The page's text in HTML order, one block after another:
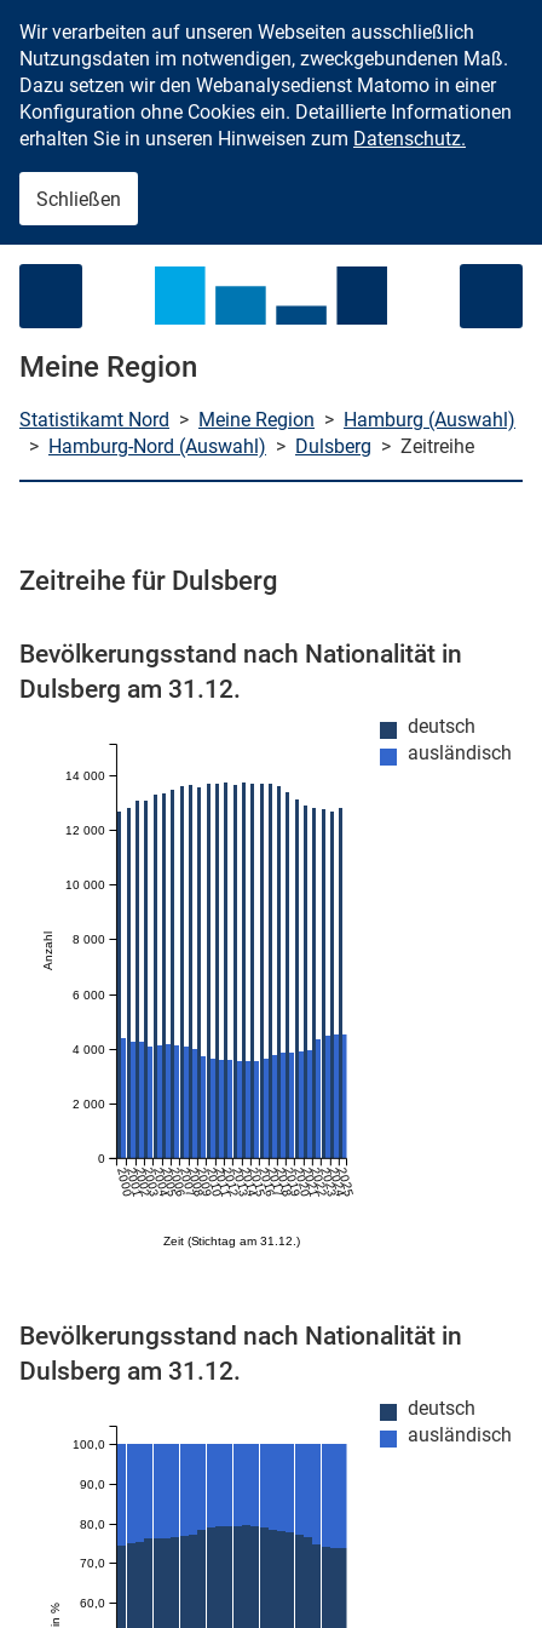
Zum Inhalt springen
(Mikrozensus)
Wir verarbeiten auf unseren Webseiten ausschließlich
Nutzungsdaten im notwendigen, zweckgebundenen Maß.
Dazu setzen wir den Webanalysedienst Matomo in einer
Konfiguration ohne Cookies ein. Detaillierte Informationen
erhalten Sie in unseren Hinweisen zum Datenschutz.
Schließen
Meine Region
Statistikamt Nord > Meine Region > Hamburg (Auswahl)
> Hamburg-Nord (Auswahl) > Dulsberg > Zeitreihe
Zeitreihe für Dulsberg
Bevölkerungsstand nach Nationalität in
Dulsberg am 31.12.
deutsch
ausländisch
Zeit (Stichtag am 31.12.)
2000200120022003200420052006200720082009201020112012201320142015201620172018201920202021202220232024
2025
Anzahl
0
2 000
4 000
6 000
8 000
10 000
12 000
14 000
Bevölkerungsstand nach Nationalität in
Dulsberg am 31.12.
deutsch
ausländisch
60,0
70,0
80,0
90,0
100,0